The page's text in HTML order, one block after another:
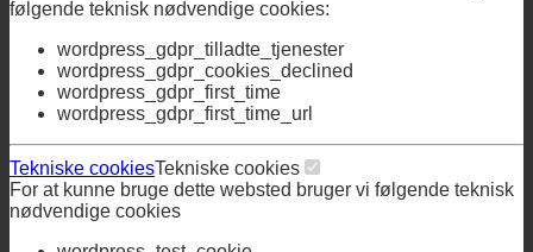
For at muliggøre GDPR-tjenesten på dette websted bruger vi
følgende teknisk nødvendige cookies:
wordpress_gdpr_tilladte_tjenester
wordpress_gdpr_cookies_declined
wordpress_gdpr_first_time
wordpress_gdpr_first_time_url
Tekniske cookiesTekniske cookies
For at kunne bruge dette websted bruger vi følgende teknisk
nødvendige cookies